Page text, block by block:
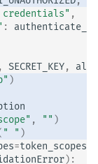
,
:
, SECRET_KEY,
)
, "" )
" " )
=token_scopes
):